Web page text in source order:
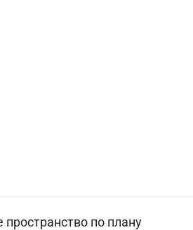
по плану